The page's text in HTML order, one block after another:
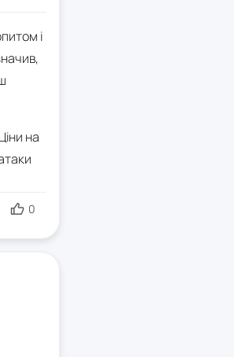
і
на
0